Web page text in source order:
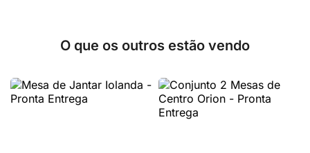
O que os outros estão vendo